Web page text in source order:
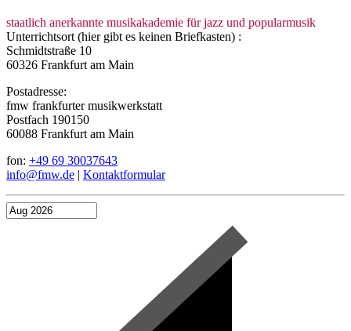
staatlich anerkannte musikakademie für jazz und popularmusik
Unterrichtsort (hier gibt es keinen Briefkasten) :
Schmidtstraße 10
60326 Frankfurt am Main
Postadresse:
fmw frankfurter musikwerkstatt
Postfach 190150
60088 Frankfurt am Main
fon: +49 69 30037643
info@fmw.de | Kontaktformular